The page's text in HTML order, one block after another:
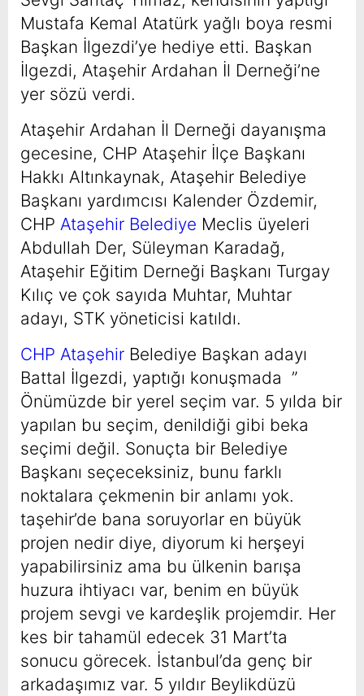
Mustafa Kemal Atatürk yağlı boya resmi
Başkan İlgezdi’ye hediye etti. Başkan
İlgezdi, Ataşehir Ardahan İl Derneği’ne
yer sözü verdi.
Ataşehir Ardahan İl Derneği dayanışma
gecesine, CHP Ataşehir İlçe Başkanı
Hakkı Altınkaynak, Ataşehir Belediye
Başkanı yardımcısı Kalender Özdemir,
CHP Ataşehir Belediye Meclis üyeleri
Abdullah Der, Süleyman Karadağ,
Ataşehir Eğitim Derneği Başkanı Turgay
Kılıç ve çok sayıda Muhtar, Muhtar
adayı, STK yöneticisi katıldı.
CHP Ataşehir Belediye Başkan adayı
Battal İlgezdi, yaptığı konuşmada ”
Önümüzde bir yerel seçim var. 5 yılda bir
yapılan bu seçim, denildiği gibi beka
seçimi değil. Sonuçta bir Belediye
Başkanı seçeceksiniz, bunu farklı
noktalara çekmenin bir anlamı yok.
taşehir’de bana soruyorlar en büyük
projen nedir diye, diyorum ki herşeyi
yapabilirsiniz ama bu ülkenin barışa
huzura ihtiyacı var, benim en büyük
projem sevgi ve kardeşlik projemdir. Her
kes bir tahamül edecek 31 Mart’ta
sonucu görecek. İstanbul’da genç bir
arkadaşımız var. 5 yıldır Beylikdüzü